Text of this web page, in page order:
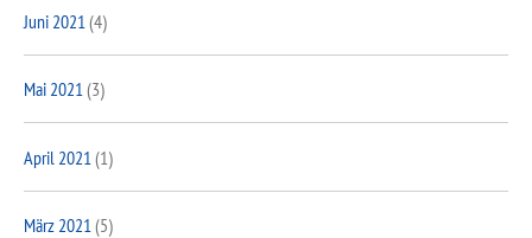
Juni 2021 (4)
Mai 2021(3)
April 2021 (1)
März 2021 (5)